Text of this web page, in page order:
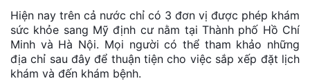
Hiện nay trên cả nước chỉ có 3 đơn vị được phép khám
sức khỏe sang Mỹ định cư nằm tại Thành phố Hồ Chí
Minh và Hà Nội. Mọi người có thể tham khảo những
địa chỉ sau đây để thuận tiện cho việc sắp xếp đặt lịch
khám và đến khám bệnh.